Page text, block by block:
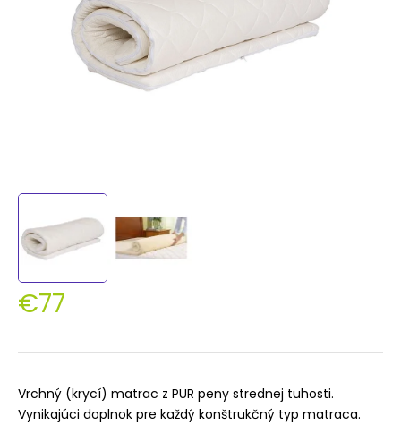
€77
cena:
Vrchný (krycí) matrac z PUR peny strednej tuhosti.
Vynikajúci doplnok pre každý konštrukčný typ matraca.